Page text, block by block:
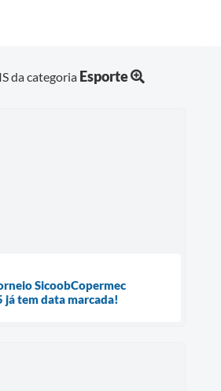
da categoria Esporte
SicoobCopermec
já tem data marcada!